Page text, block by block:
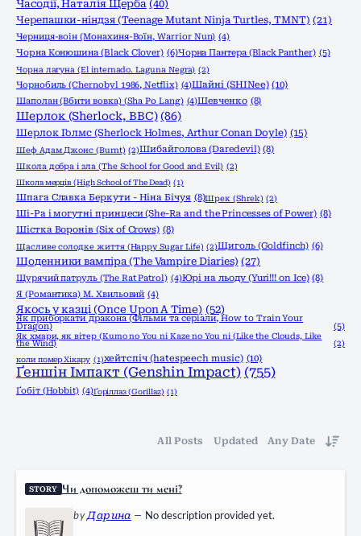
Часодії, Наталія Щерба (40)
Черепашки-ніндзя (Teenage Mutant Ninja Turtles, TMNT) (21)
Черниця-воiн (Монахиня-Воïн, Warrior Nun) (4)
Чорна Конюшина (Black Clover) (6)Чорна Пантера (Black Panther) (5)
Чорна лагуна (El internado. Laguna Negra) (2)
Чорнобиль (Chernobyl 1986, Netflix) (4)Шайні (SHINee) (10)
Шаполан (Вбити вовка) (Sha Po Lang) (4)Шевченко (8)
Шерлок (Sherlock, ВВС) (86)
Шерлок Голмс (Sherlock Holmes, Arthur Conan Doyle) (15)
Шеф Адам Джонс (Burnt) (2)Шибайголова (Daredevil) (8)
Школа добра і зла (The School for Good and Evil) (2)
Школа мерців (High School of The Dead) (1)
Шпага Славка Беркути - Ніна Бічуя (8)Шрек (Shrek) (2)
Ші-Ра і могутні принцеси (She-Ra and the Princesses of Power) (8)
Шістка Воронів (Six of Crows) (8)
Щасливе солодке життя (Happy Sugar Life) (2)Щиголь (Goldfinch) (6)
Щоденники вампіра (The Vampire Diaries) (27)
Щурячий патруль (The Rat Patrol) (4)Юрі на льоду (Yuri!!! on Ice) (8)
Я (Романтика) М. Хвильовий (4)
Якось у казці (Once Upon A Time) (52)
Як приборкати дракона (Фільми та серіали, How to Train Your
Dragon) (5)
Як хмари, як вітер (Kumo no You ni Kaze no You ni (Like the Clouds, Like
the Wind)
(2)
коли помер Хікару (1)хейтспіч (hatespeech music) (10)
Ґеншін Імпакт (Genshin Impact) (755)
Ґобіт (Hobbit) (4)Ґоріллаз (Gorillaz) (1)
All Posts Updated Any Date
STORY Чи допоможеш ти мені?
byДарина — No description provided yet.